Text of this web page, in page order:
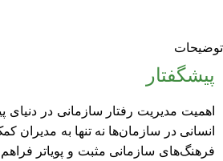
توضیحات
پیشگفتار
اهمیت مدیریت رفتار سازمانی در
انسانی در سازمان‌ها نه تنها به مدیران
فرهنگ‌های سازمانی مثبت و پویاتر